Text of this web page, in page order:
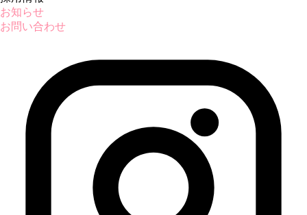
お知らせ
お問い合わせ